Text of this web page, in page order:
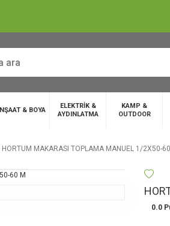
& BOYA
ELEKTRİK &
AYDINLATMA
KAMP &
OUTDOOR
HORTUM MAKARASI TOPLAMA MANUEL 1/2X50-
0.0